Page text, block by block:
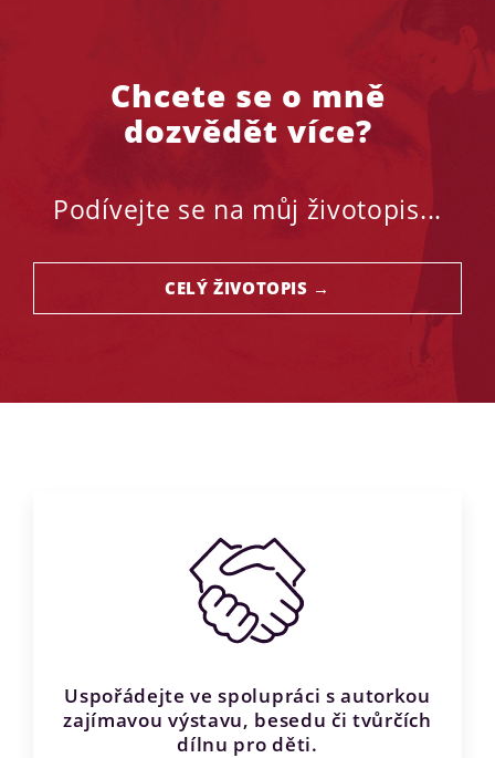
Chcete se o mně
dozvědět více?
Podívejte se na můj životopis...
CELÝ ŽIVOTOPIS →
Uspořádejte ve spolupráci s autorkou
zajímavou výstavu, besedu či tvůrčích
dílnu pro děti.